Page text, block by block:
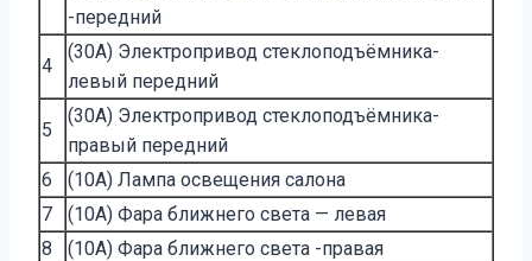
-передний
4
(30A) Электропривод стеклоподъёмника-
левый передний
5
(30A) Электропривод стеклоподъёмника-
правый передний
6
(10A) Лампа освещения салона
7
(10A) Фара ближнего света — левая
8
(10A) Фара ближнего света -правая